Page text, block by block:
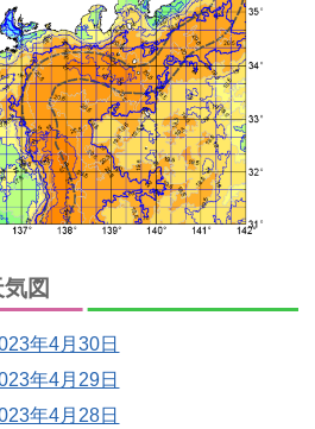
図
年4月30日
年4月29日
年4月28日